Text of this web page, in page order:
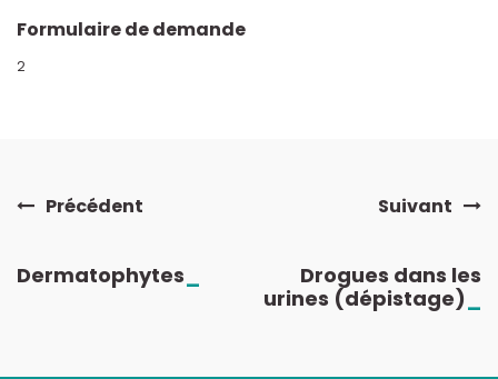
Formulaire de demande
2
Précédent Suivant
Dermatophytes
Drogues dans les
urines (dépistage)